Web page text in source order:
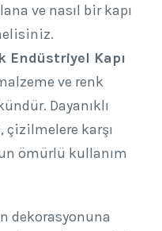
ve nasıl bir kapı
Endüstriyel Kapı
ve renk
Dayanıklı
çizilmelere karşı
ömürlü kullanım
dekorasyonuna